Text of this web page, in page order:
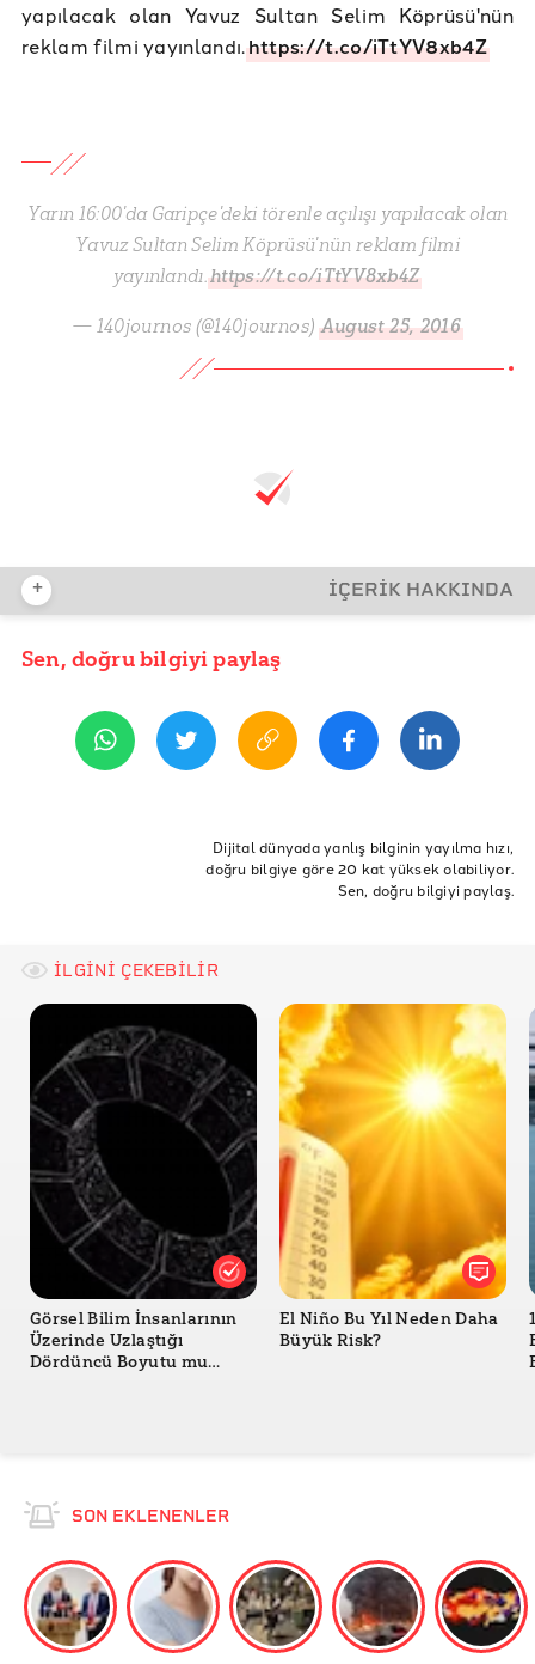
yapılacak olan Yavuz Sultan Selim Köprüsü'nün
reklam filmi yayınlandı.https://t.co/iTtYV8xb4Z
Yarın 16:00'da Garipçe'deki törenle açılışı yapılacak olan
Yavuz Sultan Selim Köprüsü'nün reklam filmi
yayınlandı.https://t.co/iTtYV8xb4Z
— 140journos (@140journos) August 25, 2016
+ İÇERİK HAKKINDA
YAYIN TARİHİ
Üçüncü Köprü
Yavuz Sultan Selim
Yavuz Sultan Selim Köprüsü
Asma Köprü En Uzun Köprü
Sen, doğru bilgiyi paylaş
Dijital dünyada yanlış bilginin yayılma hızı,
doğru bilgiye göre 20 kat yüksek olabiliyor.
Sen, doğru bilgiyi paylaş.
İLGİNİ ÇEKEBİLİR
Görsel Bilim İnsanlarının
Üzerinde Uzlaştığı
Dördüncü Boyutu mu
El Niño Bu Yıl Neden Daha
Büyük Risk?
SON EKLENENLER